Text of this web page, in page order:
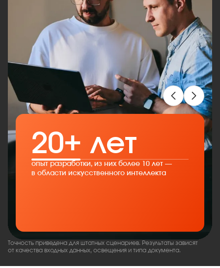
20+ лет
опыт разработки, из них более 10 лет —
в области искусственного интеллекта
Точность приведена для штатных сценариев. Результаты зависят
от качества входных данных, освещения и типа документа.